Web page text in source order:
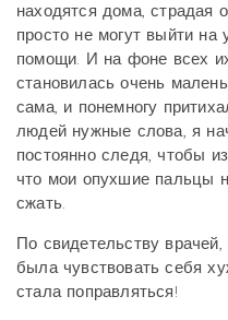
находятся дома, страдая
просто не могут выйти на
помощи. И на фоне всех
становилась очень
сама, и понемногу
людей нужные слова, я
постоянно следя, чтобы
что мои опухшие пальцы
сжать.
По свидетельству
была чувствовать себя
стала поправляться!